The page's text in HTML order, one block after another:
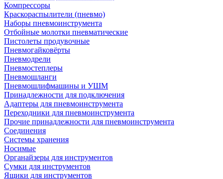
Компрессоры
Краскораспылители (пневмо)
Наборы пневмоинструмента
Отбойные молотки пневматические
Пистолеты продувочные
Пневмогайковёрты
Пневмодрели
Пневмостеплеры
Пневмошланги
Пневмошлифмашины и УШМ
Принадлежности для подключения
Адаптеры для пневмоинструмента
Переходники для пневмоинструмента
Прочие принадлежности для пневмоинструмента
Соединения
Системы хранения
Носимые
Органайзеры для инструментов
Сумки для инструментов
Ящики для инструментов